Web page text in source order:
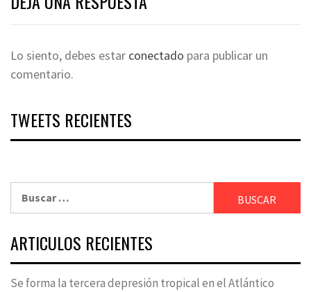
Lo siento, debes estar conectado para publicar un
comentario.
TWEETS RECIENTES
ARTICULOS RECIENTES
Se forma la tercera depresión tropical en el Atlántico